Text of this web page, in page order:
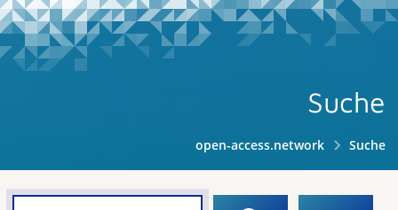
Suche
open-access.network Suche